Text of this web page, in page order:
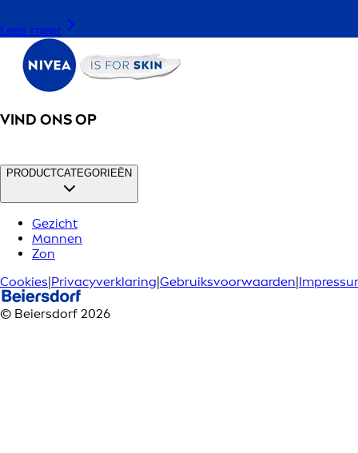
Lees meer
VIND ONS OP
PRODUCTCATEGORIEËN
Gezicht
Mannen
Zon
Cookies|Privacyverklaring|Gebruiksvoorwaarden|
© Beiersdorf 2026